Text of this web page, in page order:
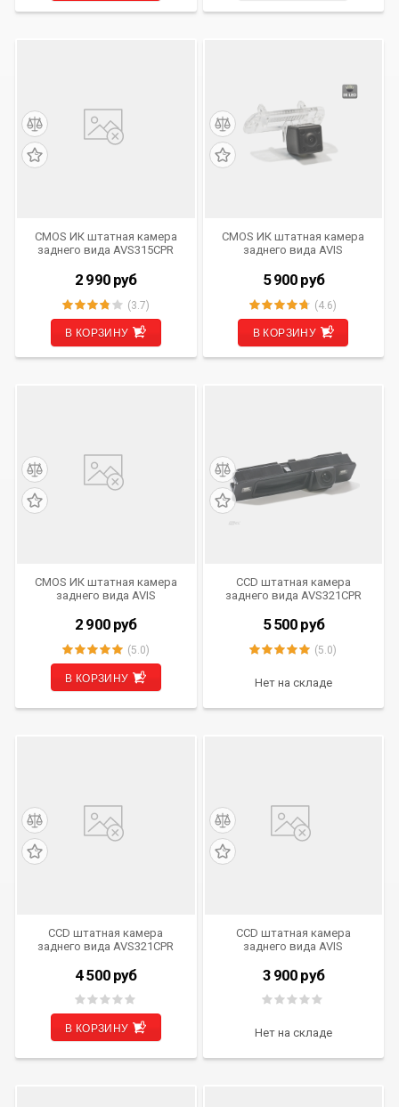
CMOS ИК штатная камера
заднего вида AVS315CPR
MERCEDES-BENZ
2 990 руб
(3.7)
В КОРЗИНУ
CMOS ИК штатная камера
заднего вида AVIS
(#053) для MERCEDES GL
X164 (2006-2012) / ML W164
(2005-2011) / R-CLASS W251
5 900 руб
(4.6)
В КОРЗИНУ
CMOS ИК штатная камера
заднего вида AVIS
(#045) для MAZDA 2 /
MAZDA 3 SEDAN
2 900 руб
(5.0)
В КОРЗИНУ
CCD штатная камера
заднего вида AVS321CPR
Restyle (2014-...),
интегрированная с ручкой
багажника
5 500 руб
(5.0)
Нет на складе
CCD штатная камера
заднего вида AVS321CPR
(2015-...)/Q7(4M) (2015–...)/
SKODA Octavia III(5E)
(2013–...)/ VOLKSWAGEN
Tiguan (2012–...)/Touareg
II(NF) (2010–...)/Touran III
(2015-...), интегрированная с
4 500 руб
В КОРЗИНУ
CCD штатная камера
заднего вида AVIS
(#123) для SKODA FABIA/
OCTAVIA/ ROOMSTER/
SUPERB/ YETI,
3 900 руб
Нет на складе